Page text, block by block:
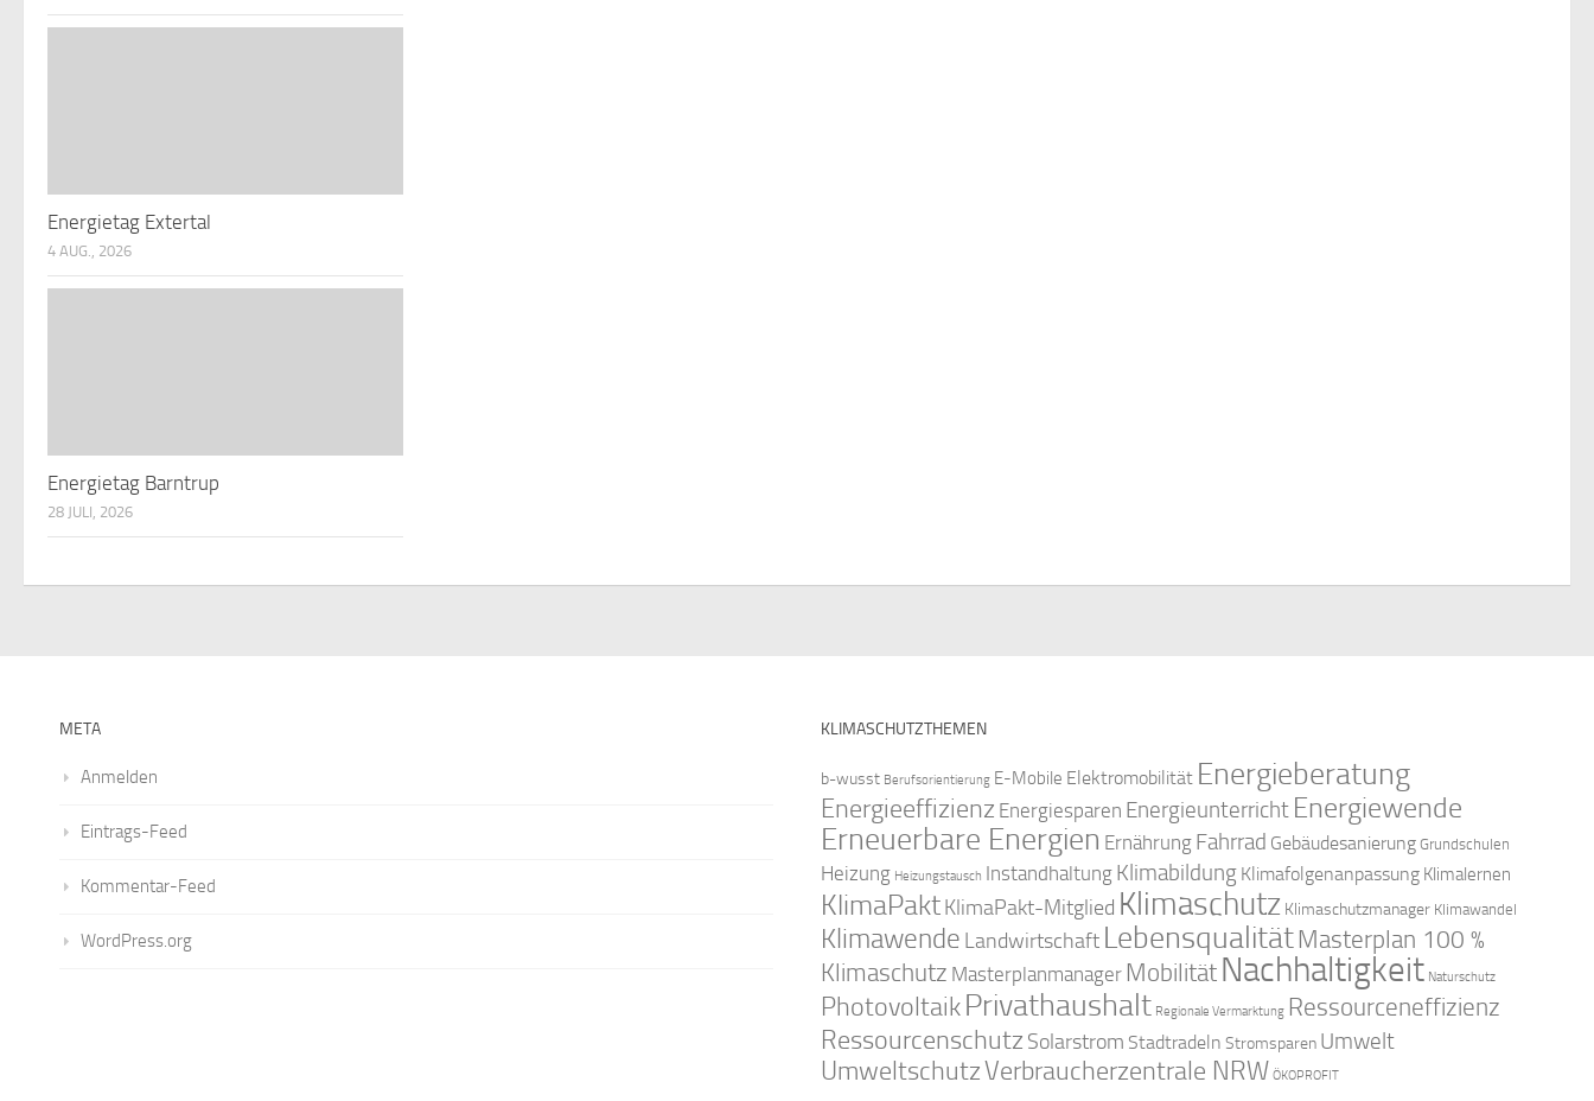
Energietag Extertal
4 AUG., 2026
Energietag Barntrup
28 JULI, 2026
META
Anmelden
Eintrags-Feed
Kommentar-Feed
WordPress.org
KLIMASCHUTZTHEMEN
b-wusst Berufsorientierung E-Mobile Elektromobilität Energieberatung
Energieeffizienz Energiesparen Energieunterricht Energiewende
Erneuerbare Energien Ernährung Fahrrad Gebäudesanierung Grundschulen
Heizung Heizungstausch Instandhaltung Klimabildung Klimafolgenanpassung Klimalernen
KlimaPaktKlimaPakt-Mitglied Klimaschutz Klimaschutzmanager Klimawandel
Klimawende Landwirtschaft LebensqualitätMasterplan 100 %
Klimaschutz Masterplanmanager Mobilität Nachhaltigkeit Naturschutz
PhotovoltaikPrivathaushalt Regionale Vermarktung Ressourceneffizienz
Ressourcenschutz Solarstrom Stadtradeln Stromsparen Umwelt
UmweltschutzVerbraucherzentrale NRW ÖKOPROFIT